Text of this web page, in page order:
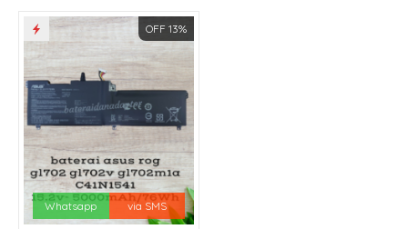
OFF 13%
Whatsapp via SMS